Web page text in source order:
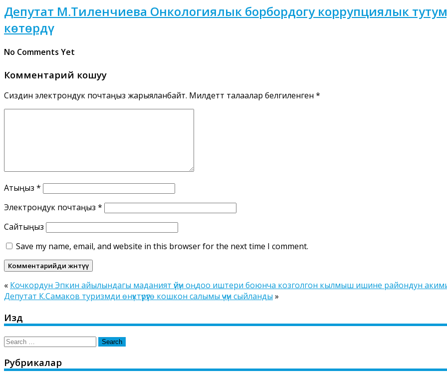
Депутат М.Тиленчиева Онкологиялык борбордогу коррупциялык
көтөрдү
No Comments Yet
Комментарий кошуу
Сиздин электрондук почтаңыз жарыяланбайт. Милдеттүү талаалар белгиленген *
Атыңыз *
Электрондук почтаңыз *
Сайтыңыз
Save my name, email, and website in this browser for the next time I comment.
« Кочкордун Эпкин айылындагы маданият үйүн оңдоо иштери боюнча козголгон кылмыш ишине райондун
Депутат К.Самаков туризмди өнүктүрүүгө кошкон салымы үчүн сыйланды »
Издөө
Search
Рубрикалар